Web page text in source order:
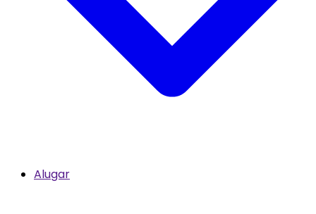
Alugar